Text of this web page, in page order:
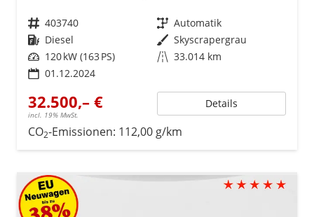
Fahrzeugnr. 403740 Getriebe Automatik
Kraftstoff Diesel Außenfarbe Skyscrapergrau
Leistung 120 kW (163 PS) Kilometerstand 33.014 km
01.12.2024
32.500,– €
incl. 19% MwSt.
Details
CO2-Emissionen: 112,00 g/km